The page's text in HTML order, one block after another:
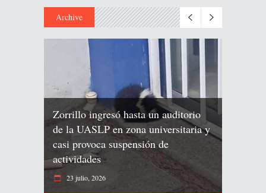
Archive
Zorrillo ingresó hasta un auditorio
de la UASLP en zona universitaria y
casi provoca suspensión de
actividades
23 julio, 2026